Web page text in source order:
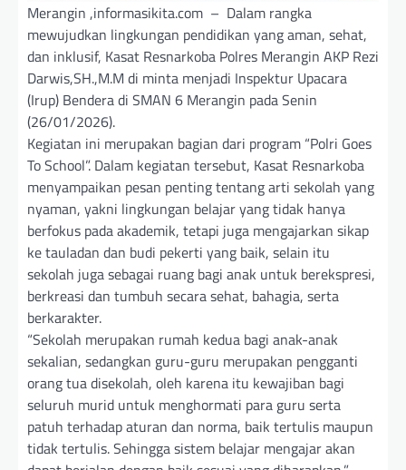
Merangin ,informasikita.com – Dalam rangka
mewujudkan lingkungan pendidikan yang aman, sehat,
dan inklusif, Kasat Resnarkoba Polres Merangin AKP Rezi
Darwis,SH.,M.M di minta menjadi Inspektur Upacara
(Irup) Bendera di SMAN 6 Merangin pada Senin
(26/01/2026).
Kegiatan ini merupakan bagian dari program “Polri Goes
To School”. Dalam kegiatan tersebut, Kasat Resnarkoba
menyampaikan pesan penting tentang arti sekolah yang
nyaman, yakni lingkungan belajar yang tidak hanya
berfokus pada akademik, tetapi juga mengajarkan sikap
ke tauladan dan budi pekerti yang baik, selain itu
sekolah juga sebagai ruang bagi anak untuk berekspresi,
berkreasi dan tumbuh secara sehat, bahagia, serta
berkarakter.
“Sekolah merupakan rumah kedua bagi anak-anak
sekalian, sedangkan guru-guru merupakan pengganti
orang tua disekolah, oleh karena itu kewajiban bagi
seluruh murid untuk menghormati para guru serta
patuh terhadap aturan dan norma, baik tertulis maupun
tidak tertulis. Sehingga sistem belajar mengajar akan